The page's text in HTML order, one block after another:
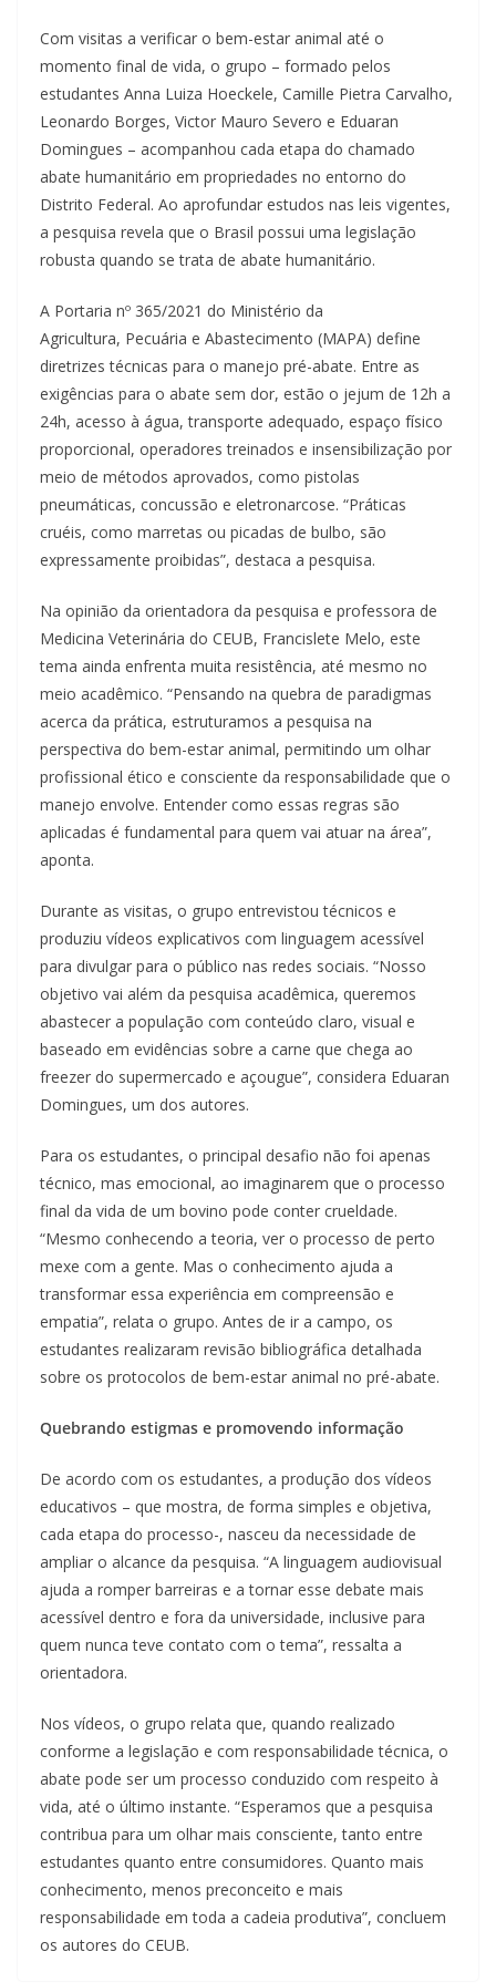
Com visitas a verificar o bem-estar animal até o
momento final de vida, o grupo – formado pelos
estudantes Anna Luiza Hoeckele, Camille Pietra Carvalho,
Leonardo Borges, Victor Mauro Severo e Eduaran
Domingues – acompanhou cada etapa do chamado
abate humanitário em propriedades no entorno do
Distrito Federal. Ao aprofundar estudos nas leis vigentes,
a pesquisa revela que o Brasil possui uma legislação
robusta quando se trata de abate humanitário.
A Portaria nº 365/2021 do Ministério da
Agricultura, Pecuária e Abastecimento (MAPA) define
diretrizes técnicas para o manejo pré-abate. Entre as
exigências para o abate sem dor, estão o jejum de 12h a
24h, acesso à água, transporte adequado, espaço físico
proporcional, operadores treinados e insensibilização por
meio de métodos aprovados, como pistolas
pneumáticas, concussão e eletronarcose. “Práticas
cruéis, como marretas ou picadas de bulbo, são
expressamente proibidas”, destaca a pesquisa.
Na opinião da orientadora da pesquisa e professora de
Medicina Veterinária do CEUB, Francislete Melo, este
tema ainda enfrenta muita resistência, até mesmo no
meio acadêmico. “Pensando na quebra de paradigmas
acerca da prática, estruturamos a pesquisa na
perspectiva do bem-estar animal, permitindo um olhar
profissional ético e consciente da responsabilidade que o
manejo envolve. Entender como essas regras são
aplicadas é fundamental para quem vai atuar na área”,
aponta.
Durante as visitas, o grupo entrevistou técnicos e
produziu vídeos explicativos com linguagem acessível
para divulgar para o público nas redes sociais. “Nosso
objetivo vai além da pesquisa acadêmica, queremos
abastecer a população com conteúdo claro, visual e
baseado em evidências sobre a carne que chega ao
freezer do supermercado e açougue”, considera Eduaran
Domingues, um dos autores.
Para os estudantes, o principal desafio não foi apenas
técnico, mas emocional, ao imaginarem que o processo
final da vida de um bovino pode conter crueldade.
“Mesmo conhecendo a teoria, ver o processo de perto
mexe com a gente. Mas o conhecimento ajuda a
transformar essa experiência em compreensão e
empatia”, relata o grupo. Antes de ir a campo, os
estudantes realizaram revisão bibliográfica detalhada
sobre os protocolos de bem-estar animal no pré-abate.
Quebrando estigmas e promovendo informação
De acordo com os estudantes, a produção dos vídeos
educativos – que mostra, de forma simples e objetiva,
cada etapa do processo-, nasceu da necessidade de
ampliar o alcance da pesquisa. “A linguagem audiovisual
ajuda a romper barreiras e a tornar esse debate mais
acessível dentro e fora da universidade, inclusive para
quem nunca teve contato com o tema”, ressalta a
orientadora.
Nos vídeos, o grupo relata que, quando realizado
conforme a legislação e com responsabilidade técnica, o
abate pode ser um processo conduzido com respeito à
vida, até o último instante. “Esperamos que a pesquisa
contribua para um olhar mais consciente, tanto entre
estudantes quanto entre consumidores. Quanto mais
conhecimento, menos preconceito e mais
responsabilidade em toda a cadeia produtiva”, concluem
os autores do CEUB.